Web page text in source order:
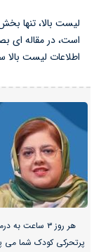
لیست بالا، تنها
است، در مقاله ای
اطلاعات لیست بالا
هر روز ۳ ساعت
پرتحرکی کودک شما می